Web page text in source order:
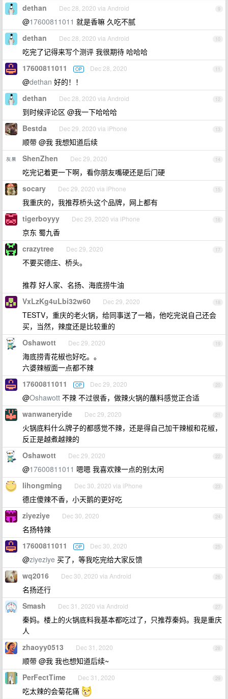
9
dethan Dec 28, 2020 via Android
@17600811011 就是香嘛 久吃不腻
10
dethan Dec 28, 2020 via Android
吃完了记得来写个测评 我很期待 哈哈哈
11
17600811011 OP Dec 28, 2020
@dethan 好的！！
12
dethan Dec 28, 2020 via Android
到时候评论区 @我一下哈哈哈
13
Bestda Dec 29, 2020 via iPhone
顺带 @我 我想知道后续
14
ShenZhen Dec 29, 2020
吃完记着更一下啊，看你朋友嘴硬还是后门硬
15
socary Dec 29, 2020 via iPhone
我重庆的，我推荐桥头这个品牌，网上都有
16
tigerboyyy Dec 29, 2020 via iPhone
京东 蜀九香
17
crazytree Dec 29, 2020
不要买德庄、桥头。
推荐 好人家、名扬、海底捞牛油
18
VxLzKg4uLbi32w60 Dec 29, 2020
TESTV，重庆的老火锅，给同事送了一箱，他吃完说自己还会
买，当然，辣度还是比较重的
19
Oshawott Dec 29, 2020
海底捞青花椒也好吃。。
六婆辣椒面一点都不辣
20
17600811011 OP Dec 29, 2020
@Oshawott 不辣 不过很香，做辣火锅的蘸料感觉正合适
21
wanwaneryide Dec 29, 2020
火锅底料什么牌子的都感觉不辣，还是得自己加干辣椒和花椒，
反正是越煮越辣的
22
Oshawott Dec 29, 2020
@17600811011 嗯嗯 我喜欢辣一点的别太闲
23
lihongming Dec 30, 2020 via iPhone
德庄傻辣不香，小天鹅的更好吃
24
ziyeziye Dec 30, 2020
名扬特辣
25
17600811011 OP Dec 30, 2020
@ziyeziye 买了，等我吃完给大家反馈
26
wq2016 Dec 30, 2020 via Android
名扬还行
27
Smash Dec 31, 2020 via Android
秦妈。楼上的火锅底料我基本都吃过了，只推荐秦妈。我是重庆
人
28
zhaoyy0513 Dec 31, 2020
顺带 @我 我也想知道后续~
29
PerFectTime Dec 31, 2020
吃太辣的会菊花痛